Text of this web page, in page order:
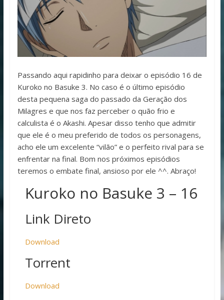
Passando aqui rapidinho para deixar o episódio 16 de
Kuroko no Basuke 3. No caso é o último episódio
desta pequena saga do passado da Geração dos
Milagres e que nos faz perceber o quão frio e
calculista é o Akashi. Apesar disso tenho que admitir
que ele é o meu preferido de todos os personagens,
acho ele um excelente “vilão” e o perfeito rival para se
enfrentar na final. Bom nos próximos episódios
teremos o embate final, ansioso por ele ^^. Abraço!
Kuroko no Basuke 3 – 16
Link Direto
Download
Torrent
Download